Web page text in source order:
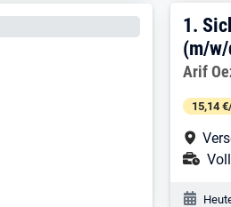
1.
1.
(m/
Arif
15,14